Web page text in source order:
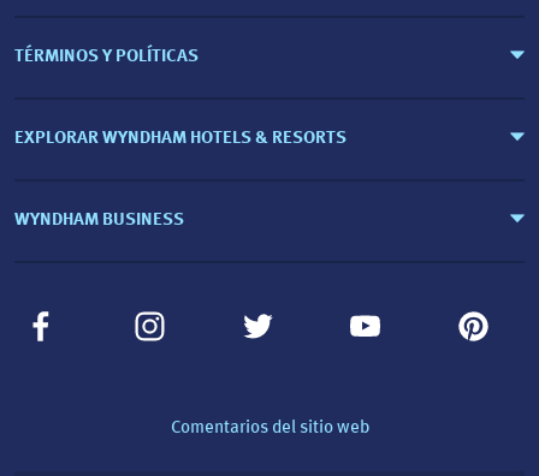
TÉRMINOS Y POLÍTICAS
EXPLORAR WYNDHAM HOTELS & RESORTS
WYNDHAM BUSINESS
Comentarios del sitio web